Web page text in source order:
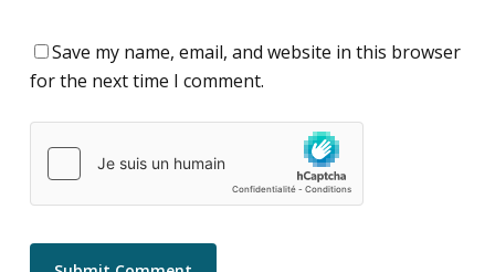
Save my name, email, and website in this browser
for the next time I comment.